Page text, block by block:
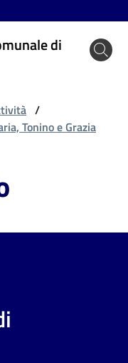
di
/
Tonino e Grazia